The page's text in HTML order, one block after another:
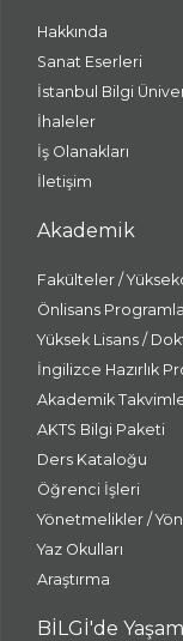
Hakkında
Sanat Eserleri
İstanbul Bilgi
İhaleler
İş Olanakları
İletişim
Akademik
Fakülteler /
Önlisans
Yüksek Lisans /
İngilizce Hazırlık
Akademik
AKTS Bilgi Paketi
Ders Kataloğu
Öğrenci İşleri
Yönetmelikler /
Yaz Okulları
Araştırma
BİLGİ'de Yaşam